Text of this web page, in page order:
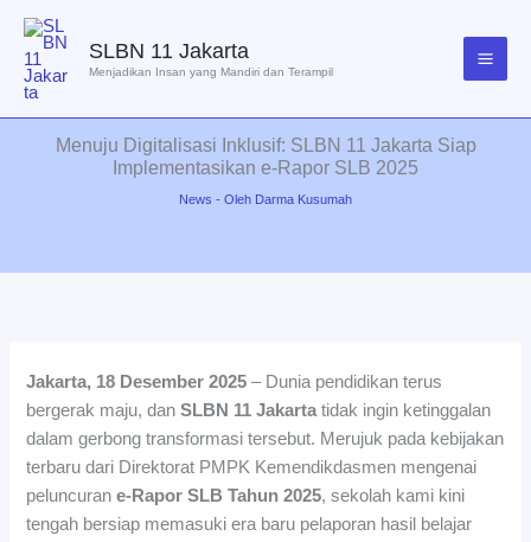
konten
SLBN 11 Jakarta
Menjadikan Insan yang Mandiri dan Terampil
Menuju Digitalisasi Inklusif: SLBN 11 Jakarta Siap
Implementasikan e-Rapor SLB 2025
News - Oleh Darma Kusumah
Jakarta, 18 Desember 2025 – Dunia pendidikan terus
bergerak maju, danSLBN 11 Jakartatidak ingin ketinggalan
dalam gerbong transformasi tersebut. Merujuk pada kebijakan
terbaru dari Direktorat PMPK Kemendikdasmen mengenai
peluncurane-Rapor SLB Tahun 2025, sekolah kami kini
tengah bersiap memasuki era baru pelaporan hasil belajar